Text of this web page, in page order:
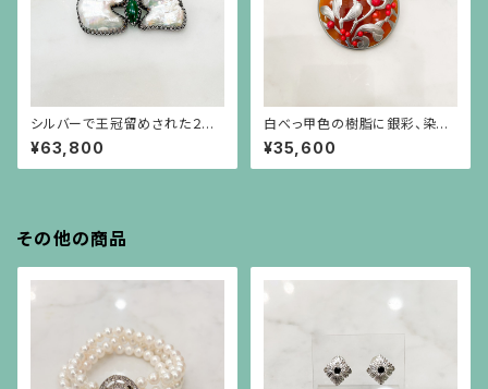
シルバーで王冠留めされた２つ
のバロックパールとマーキス型
の玉（ギョク）のブローチ
¥63,800
白べっ甲色の樹脂に銀彩、染め
珊瑚、ヤドリギのブローチ
¥35,600
その他の商品